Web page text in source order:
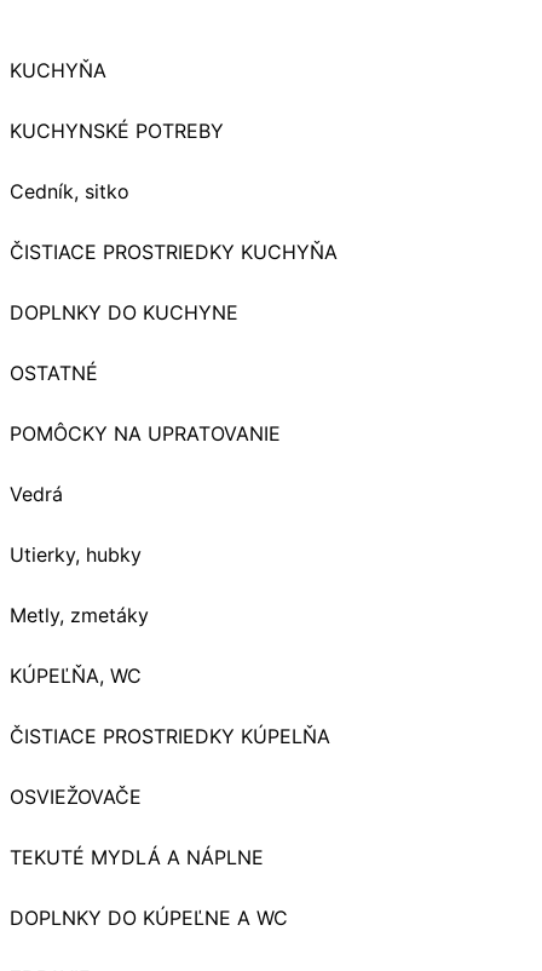
KUCHYŇA
KUCHYNSKÉ POTREBY
Cedník, sitko
ČISTIACE PROSTRIEDKY KUCHYŇA
DOPLNKY DO KUCHYNE
OSTATNÉ
POMÔCKY NA UPRATOVANIE
Vedrá
Utierky, hubky
Metly, zmetáky
KÚPEĽŇA, WC
ČISTIACE PROSTRIEDKY KÚPELŇA
OSVIEŽOVAČE
TEKUTÉ MYDLÁ A NÁPLNE
DOPLNKY DO KÚPEĽNE A WC